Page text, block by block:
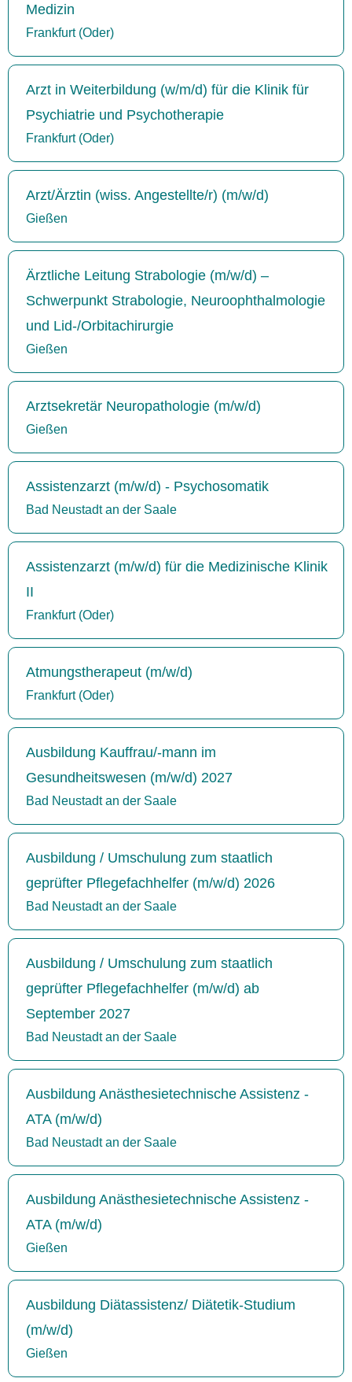
Medizin
Frankfurt (Oder)
Arzt in Weiterbildung (w/m/d) für die Klinik für
Psychiatrie und Psychotherapie
Frankfurt (Oder)
Arzt/Ärztin (wiss. Angestellte/r) (m/w/d)
Gießen
Ärztliche Leitung Strabologie (m/w/d) –
Schwerpunkt Strabologie, Neuroophthalmologie
und Lid-/Orbitachirurgie
Gießen
Arztsekretär Neuropathologie (m/w/d)
Gießen
Assistenzarzt (m/w/d) - Psychosomatik
Bad Neustadt an der Saale
Assistenzarzt (m/w/d) für die Medizinische Klinik
II
Frankfurt (Oder)
Atmungstherapeut (m/w/d)
Frankfurt (Oder)
Ausbildung Kauffrau/-mann im
Gesundheitswesen (m/w/d) 2027
Bad Neustadt an der Saale
Ausbildung / Umschulung zum staatlich
geprüfter Pflegefachhelfer (m/w/d) 2026
Bad Neustadt an der Saale
Ausbildung / Umschulung zum staatlich
geprüfter Pflegefachhelfer (m/w/d) ab
September 2027
Bad Neustadt an der Saale
Ausbildung Anästhesietechnische Assistenz -
ATA (m/w/d)
Bad Neustadt an der Saale
Ausbildung Anästhesietechnische Assistenz -
ATA (m/w/d)
Gießen
Ausbildung Diätassistenz/ Diätetik-Studium
(m/w/d)
Gießen